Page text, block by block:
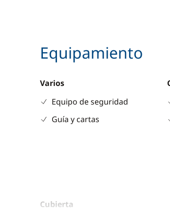
Equipamiento
Varios
Equipo de seguridad
Guía y cartas
Cubierta